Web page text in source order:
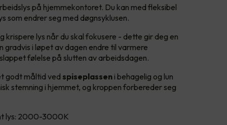
på hjemmekontoret. Du kan med fleksibel
som endrer seg med døgnsyklusen.
krispere lys når du skal fokusere - dette gir deg en
gradvis i løpet av dagen endre til varmere
følelse på slutten av arbeidsdagen.
godt måltid ved spiseplassen i behagelig og lun
stemning i hjemmet, og kroppen forbereder seg
lys: 2000-3000K